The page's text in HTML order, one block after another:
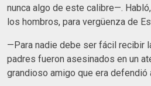
nunca algo de este calibre—.
los hombros, para vergüenza de
—Para nadie debe ser fácil recibir
padres fueron asesinados en un
grandioso amigo que era defendió